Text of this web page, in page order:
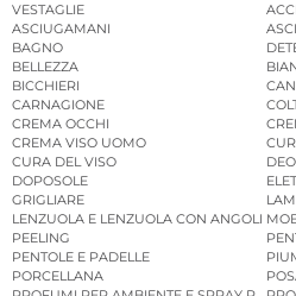
VESTAGLIE
ASCIUGAMANI
BAGNO
BELLEZZA
BICCHIERI
CARNAGIONE
CREMA OCCHI
CREMA VISO UOMO
CURA DEL VISO
DOPOSOLE
GRIGLIARE
LENZUOLA E LENZUOLA CON ANGOLI
PEELING
PENTOLE E PADELLE
PORCELLANA